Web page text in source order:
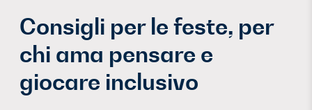
Consigli per le feste, per
chi ama pensare e
giocare inclusivo